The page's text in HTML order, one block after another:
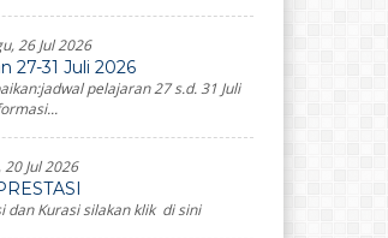
26 Jul 2026
27-31 Juli 2026
pelajaran 27 s.d. 31 Juli
20 Jul 2026
dan Kurasi silakan klik di sini